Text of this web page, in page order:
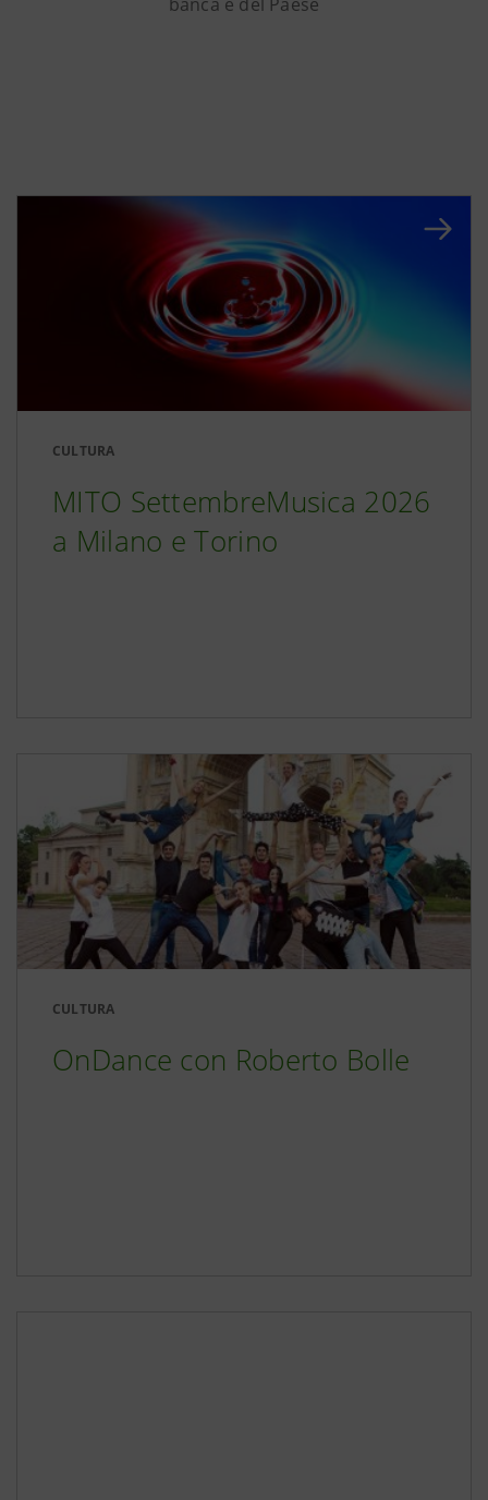
CULTURA
MITO SettembreMusica 2026
a Milano e Torino
CULTURA
OnDance con Roberto Bolle